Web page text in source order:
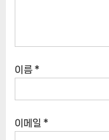
이름 *
이메일 *